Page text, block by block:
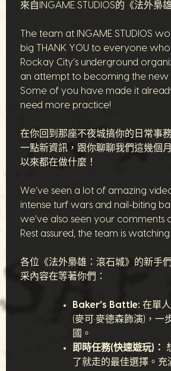
來自INGAME STUDIOS的《法外梟
The team at INGAME STUDIOS
big THANK YOU to everyone who
Rockay City’s underground
an attempt to becoming the new
Some of you have made it
need more practice!
在你回到那座不夜城搞你的日常事
一點新資訊，跟你聊聊我們這幾個
以來都在做什麼！
We’ve seen a lot of amazing
intense turf wars and nail-biting
we’ve also seen your comments
Rest assured, the team is
各位《法外梟雄：滾石城》的新手
采內容在等著你們：
Baker’s Battle: 在單
(麥可·麥德森飾演)，一
國。
即時任務(快速遊玩)：
了就走的最佳選擇。